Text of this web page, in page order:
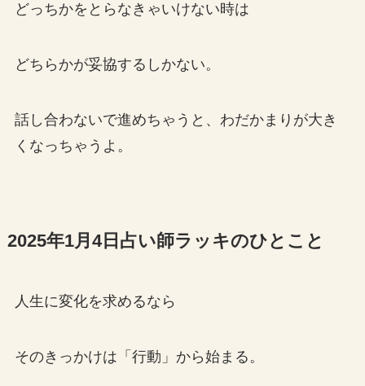
どっちかをとらなきゃいけない時は
どちらかが妥協するしかない。
話し合わないで進めちゃうと、わだかまりが大き
くなっちゃうよ。
2025年1月4日占い師ラッキのひとこと
人生に変化を求めるなら
そのきっかけは「行動」から始まる。